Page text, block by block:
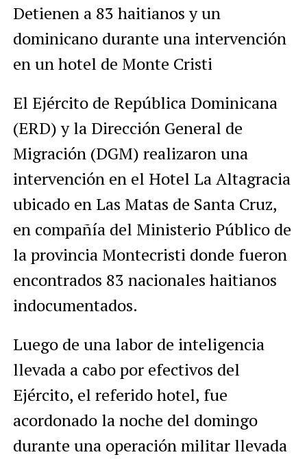
Detienen a 83 haitianos y un
dominicano durante una intervención
en un hotel de Monte Cristi
El Ejército de República Dominicana
(ERD) y la Dirección General de
Migración (DGM) realizaron una
intervención en el Hotel La Altagracia
ubicado en Las Matas de Santa Cruz,
en compañía del Ministerio Público de
la provincia Montecristi donde fueron
encontrados 83 nacionales haitianos
indocumentados.
Luego de una labor de inteligencia
llevada a cabo por efectivos del
Ejército, el referido hotel, fue
acordonado la noche del domingo
durante una operación militar llevada